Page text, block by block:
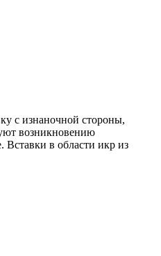
с изнаночной стороны,
возникновению
в области икр из